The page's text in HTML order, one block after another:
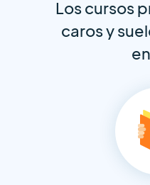
Los cursos
caros y